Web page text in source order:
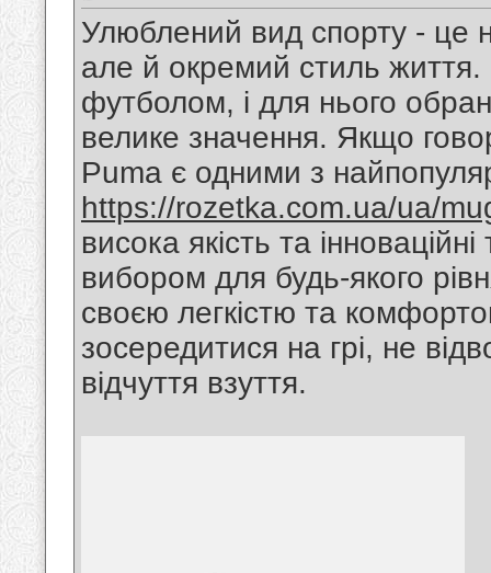
Улюблений вид спорту - це
але й окремий стиль
футболом, і для нього
велике значення. Якщо
Puma є одними з
https://rozetka.com.ua/ua/
висока якість та
вибором для будь-якого
своєю легкістю та
зосередитися на грі, не
відчуття взуття.